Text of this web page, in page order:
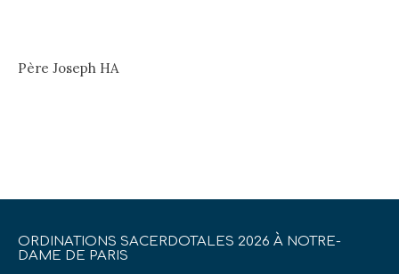
Père Joseph HA
ORDINATIONS SACERDOTALES 2026 À NOTRE-
DAME DE PARIS